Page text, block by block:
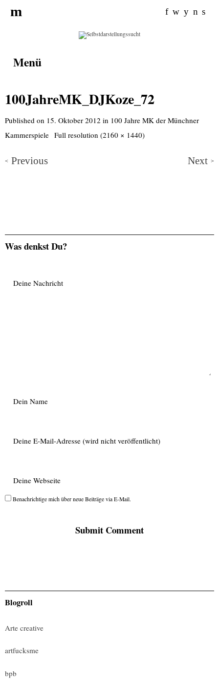
f w y n s
m
Menü
100JahreMK_DJKoze_72
Published on 15. Oktober 2012 in 100 Jahre MK der Münchner
Kammerspiele Full resolution (2160 × 1440)
< Previous Next >
Was denkst Du?
Benachrichtige mich über neue Beiträge via E-Mail.
Blogroll
Arte creative
artfucksme
bpb